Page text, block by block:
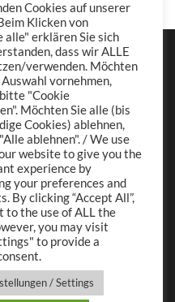
Cookies auf unserer
Klicken von
alle" erklären Sie sich
dass wir ALLE
verwenden. Möchten
vornehmen,
"Cookie
Möchten Sie alle (bis
Cookies) ablehnen,
ablehnen". / We use
website to give you the
experience by
your preferences and
By clicking “Accept All”,
to the use of ALL the
you may visit
to provide a
/ Settings